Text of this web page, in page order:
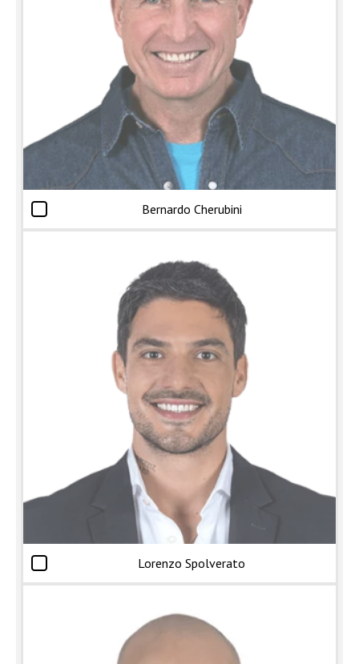
Bernardo Cherubini
Lorenzo Spolverato